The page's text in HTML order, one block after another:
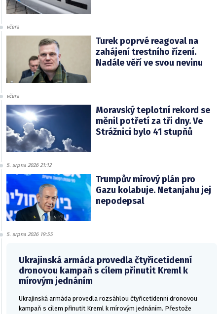
včera
Turek poprvé reagoval na
zahájení trestního řízení.
Nadále věří ve svou nevinu
včera
Moravský teplotní rekord se
měnil potřetí za tři dny. Ve
Strážnici bylo 41 stupňů
5. srpna 2026 21:12
Trumpův mírový plán pro
Gazu kolabuje. Netanjahu jej
nepodepsal
5. srpna 2026 19:55
Ukrajinská armáda provedla čtyřicetidenní
dronovou kampaň s cílem přinutit Kreml k
mírovým jednáním
Ukrajinská armáda provedla rozsáhlou čtyřicetidenní dronovou
kampaň s cílem přinutit Kreml k mírovým jednáním. Přestože